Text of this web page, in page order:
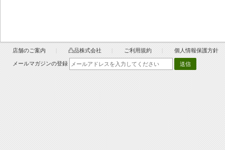
店舗のご案内 凸品株式会社 ご利用規約 個人情報保護方針
メールマガジンの登録 送信